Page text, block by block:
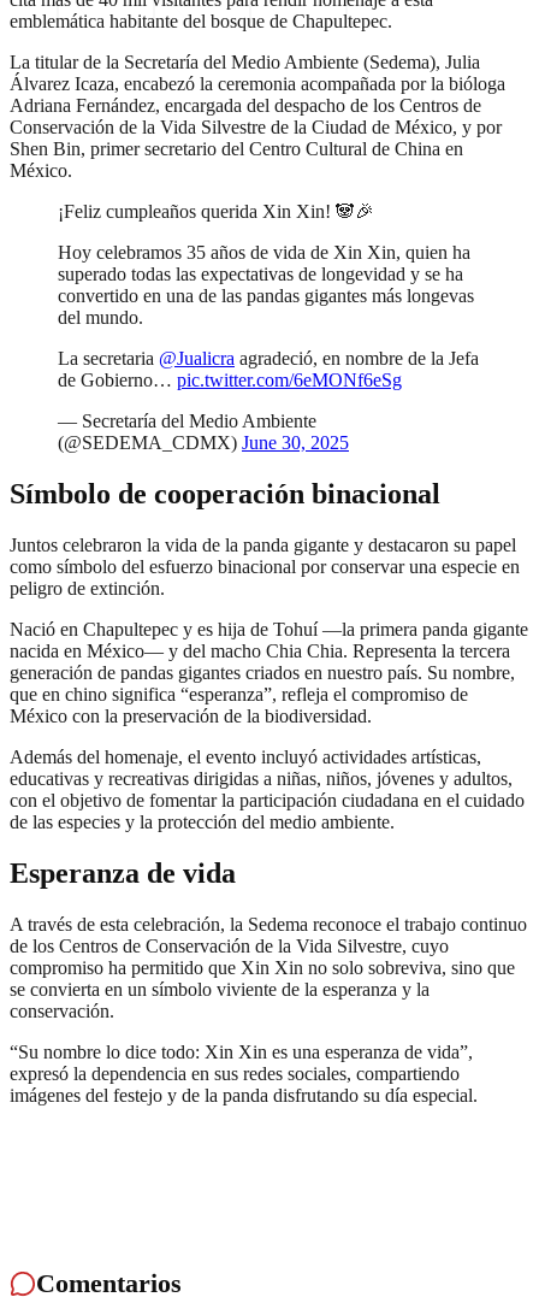
emblemática habitante del bosque de Chapultepec.
La titular de la Secretaría del Medio Ambiente (Sedema), Julia
Álvarez Icaza, encabezó la ceremonia acompañada por la bióloga
Adriana Fernández, encargada del despacho de los Centros de
Conservación de la Vida Silvestre de la Ciudad de México, y por
Shen Bin, primer secretario del Centro Cultural de China en
México.
¡Feliz cumpleaños querida Xin Xin! 🐼🎉
Hoy celebramos 35 años de vida de Xin Xin, quien ha
superado todas las expectativas de longevidad y se ha
convertido en una de las pandas gigantes más longevas
del mundo.
La secretaria @Jualicra agradeció, en nombre de la Jefa
de Gobierno… pic.twitter.com/6eMONf6eSg
— Secretaría del Medio Ambiente
(@SEDEMA_CDMX) June 30, 2025
Símbolo de cooperación binacional
Juntos celebraron la vida de la panda gigante y destacaron su papel
como símbolo del esfuerzo binacional por conservar una especie en
peligro de extinción.
Nació en Chapultepec y es hija de Tohuí —la primera panda gigante
nacida en México— y del macho Chia Chia. Representa la tercera
generación de pandas gigantes criados en nuestro país. Su nombre,
que en chino significa “esperanza”, refleja el compromiso de
México con la preservación de la biodiversidad.
Además del homenaje, el evento incluyó actividades artísticas,
educativas y recreativas dirigidas a niñas, niños, jóvenes y adultos,
con el objetivo de fomentar la participación ciudadana en el cuidado
de las especies y la protección del medio ambiente.
Esperanza de vida
A través de esta celebración, la Sedema reconoce el trabajo continuo
de los Centros de Conservación de la Vida Silvestre, cuyo
compromiso ha permitido que Xin Xin no solo sobreviva, sino que
se convierta en un símbolo viviente de la esperanza y la
conservación.
“Su nombre lo dice todo: Xin Xin es una esperanza de vida”,
expresó la dependencia en sus redes sociales, compartiendo
imágenes del festejo y de la panda disfrutando su día especial.
Comentarios